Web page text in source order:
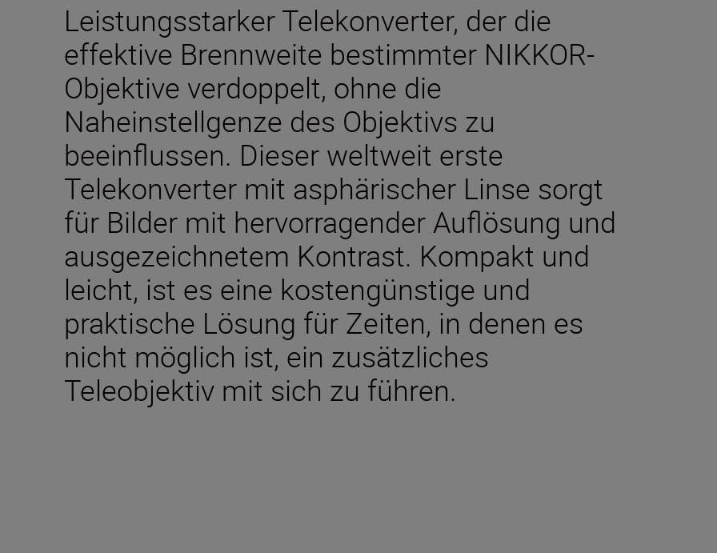
Leistungsstarker Telekonverter, der die
effektive Brennweite bestimmter NIKKOR-
Objektive verdoppelt, ohne die
Naheinstellgenze des Objektivs zu
beeinflussen. Dieser weltweit erste
Telekonverter mit asphärischer Linse sorgt
für Bilder mit hervorragender Auflösung und
ausgezeichnetem Kontrast. Kompakt und
leicht, ist es eine kostengünstige und
praktische Lösung für Zeiten, in denen es
nicht möglich ist, ein zusätzliches
Teleobjektiv mit sich zu führen.